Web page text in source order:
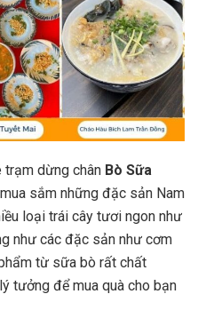
trạm dừng chân Bò Sữa
sắm những đặc sản Nam
loại trái cây tươi ngon như
như các đặc sản như cơm
từ sữa bò rất chất
tưởng để mua quà cho bạn